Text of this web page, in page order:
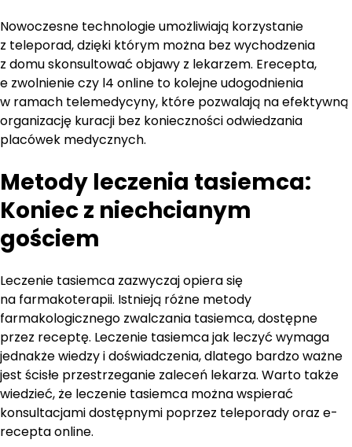
Nowoczesne technologie umożliwiają korzystanie
z teleporad, dzięki którym można bez wychodzenia
z domu skonsultować objawy z lekarzem. Erecepta,
e zwolnienie czy l4 online to kolejne udogodnienia
w ramach telemedycyny, które pozwalają na efektywną
organizację kuracji bez konieczności odwiedzania
placówek medycznych.
Metody leczenia tasiemca:
Koniec z niechcianym
gościem
Leczenie tasiemca zazwyczaj opiera się
na farmakoterapii. Istnieją różne metody
farmakologicznego zwalczania tasiemca, dostępne
przez receptę. Leczenie tasiemca jak leczyć wymaga
jednakże wiedzy i doświadczenia, dlatego bardzo ważne
jest ścisłe przestrzeganie zaleceń lekarza. Warto także
wiedzieć, że leczenie tasiemca można wspierać
konsultacjami dostępnymi poprzez teleporady oraz e-
recepta online.